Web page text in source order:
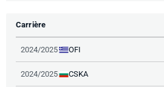
Carrière
2024/2025 OFI
2024/2025 CSKA